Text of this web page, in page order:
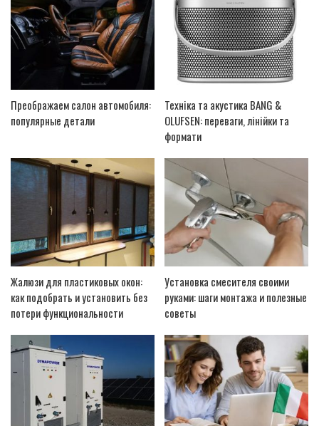
Преображаем салон автомобиля:
популярные детали
Техніка та акустика BANG &
OLUFSEN: переваги, лінійки та
формати
Жалюзи для пластиковых окон:
как подобрать и установить без
потери функциональности
Установка смесителя своими
руками: шаги монтажа и полезные
советы